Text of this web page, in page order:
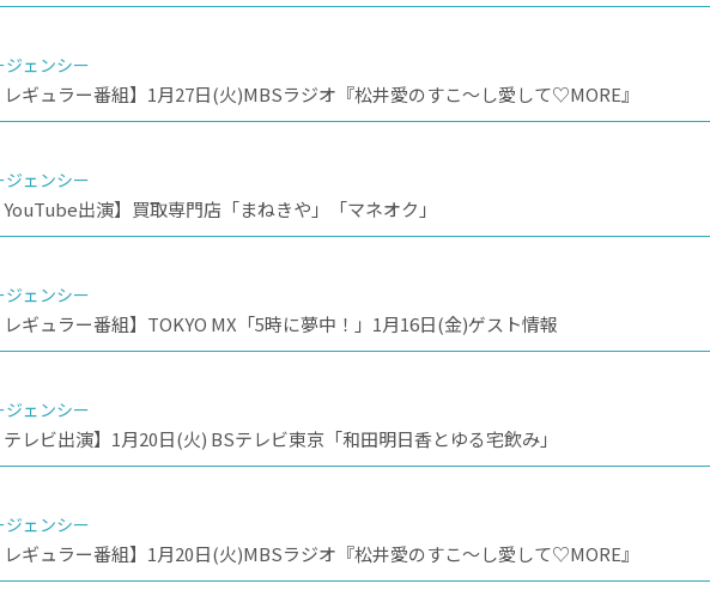
ェンシー
レギュラー番組】1月27日(火)MBSラジオ『松井愛のすこ～し愛して♡MORE』
ェンシー
出演】買取専門店「まねきや」「マネオク」
ェンシー
レギュラー番組】TOKYO MX「5時に夢中！」1月16日(金)ゲスト情報
ェンシー
レビ出演】1月20日(火) BSテレビ東京「和田明日香とゆる宅飲み」
ェンシー
レギュラー番組】1月20日(火)MBSラジオ『松井愛のすこ～し愛して♡MORE』